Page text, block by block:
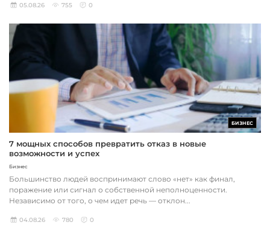
05.08.26 755 0
БИЗНЕС
7 мощных способов превратить отказ в новые
возможности и успех
Бизнес
Большинство людей воспринимают слово «нет» как финал,
поражение или сигнал о собственной неполноценности.
Независимо от того, о чем идет речь — отклон...
04.08.26 780 0